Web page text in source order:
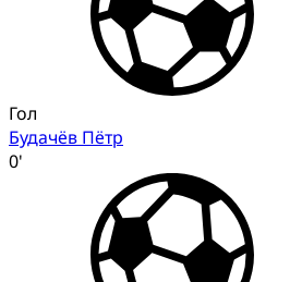
Гол
Будачёв Пётр
0'